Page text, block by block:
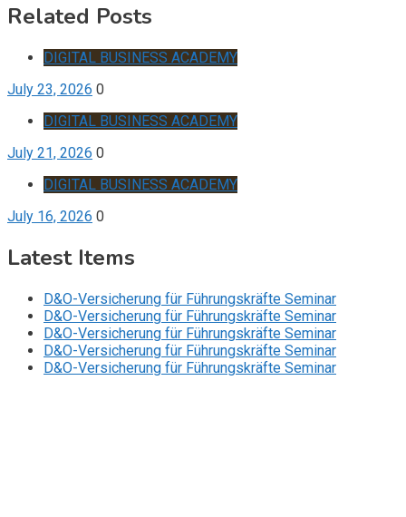
Related Posts
DIGITAL BUSINESS ACADEMY
July 23, 2026 0
DIGITAL BUSINESS ACADEMY
July 21, 2026 0
DIGITAL BUSINESS ACADEMY
July 16, 2026 0
Latest Items
D&O-Versicherung für Führungskräfte Seminar
D&O-Versicherung für Führungskräfte Seminar
D&O-Versicherung für Führungskräfte Seminar
D&O-Versicherung für Führungskräfte Seminar
D&O-Versicherung für Führungskräfte Seminar